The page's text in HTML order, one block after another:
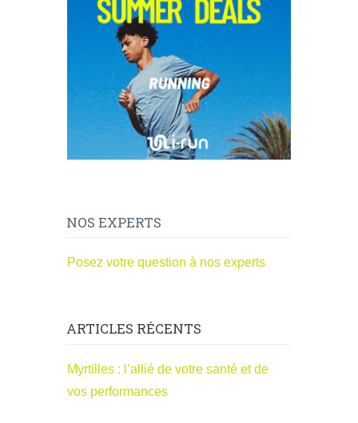
NOS EXPERTS
Posez votre question à nos experts
ARTICLES RÉCENTS
Myrtilles : l’allié de votre santé et de
vos performances